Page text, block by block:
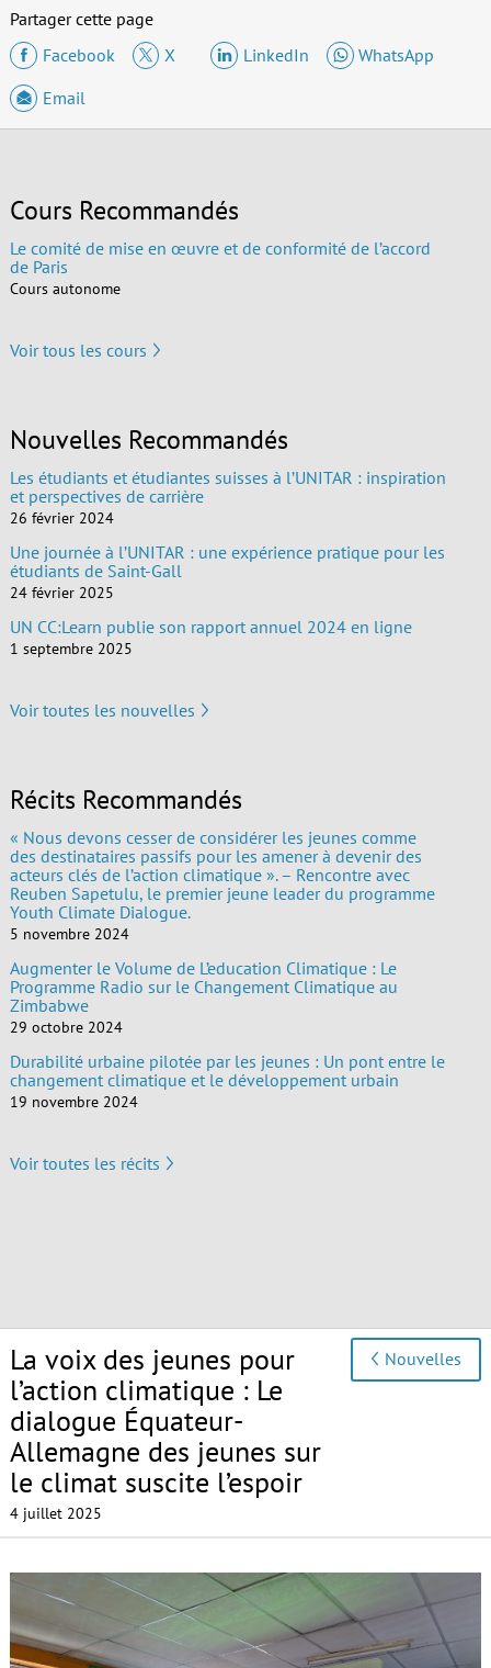
Partager cette page
Facebook
X LinkedIn
WhatsApp
Email
Cours Recommandés
Le comité de mise en œuvre et de conformité de l’accord
de Paris
Cours autonome
Voir tous les cours
Nouvelles Recommandés
Les étudiants et étudiantes suisses à l’UNITAR : inspiration
et perspectives de carrière
26 février 2024
Une journée à l’UNITAR : une expérience pratique pour les
étudiants de Saint-Gall
24 février 2025
UN CC:Learn publie son rapport annuel 2024 en ligne
1 septembre 2025
Voir toutes les nouvelles
Récits Recommandés
« Nous devons cesser de considérer les jeunes comme
des destinataires passifs pour les amener à devenir des
acteurs clés de l’action climatique ». – Rencontre avec
Reuben Sapetulu, le premier jeune leader du programme
Youth Climate Dialogue.
5 novembre 2024
Augmenter le Volume de L’education Climatique : Le
Programme Radio sur le Changement Climatique au
Zimbabwe
29 octobre 2024
Durabilité urbaine pilotée par les jeunes : Un pont entre le
changement climatique et le développement urbain
19 novembre 2024
Voir toutes les récits
La voix des jeunes pour
l’action climatique : Le
dialogue Équateur-
Allemagne des jeunes sur
le climat suscite l’espoir
4 juillet 2025
Nouvelles